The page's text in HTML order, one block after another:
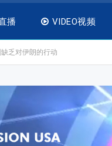
播 VIDEO视频
乏对伊朗的行动